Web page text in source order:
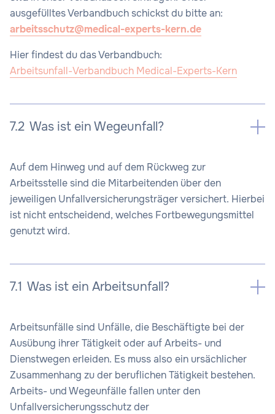
ausgefülltes Verbandbuch schickst du bitte an:
arbeitsschutz@medical-experts-kern.de
Hier findest du das Verbandbuch:
Arbeitsunfall-Verbandbuch Medical-Experts-Kern
7.2 Was ist ein Wegeunfall?
Auf dem Hinweg und auf dem Rückweg zur
Arbeitsstelle sind die Mitarbeitenden über den
jeweiligen Unfallversicherungsträger versichert. Hierbei
ist nicht entscheidend, welches Fortbewegungsmittel
genutzt wird.
7.1 Was ist ein Arbeitsunfall?
Arbeitsunfälle sind Unfälle, die Beschäftigte bei der
Ausübung ihrer Tätigkeit oder auf Arbeits- und
Dienstwegen erleiden. Es muss also ein ursächlicher
Zusammenhang zu der beruflichen Tätigkeit bestehen.
Arbeits- und Wegeunfälle fallen unter den
Unfallversicherungsschutz der